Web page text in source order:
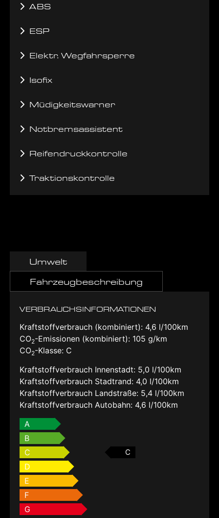
ABS
ESP
Elektr. Wegfahrsperre
Isofix
Müdigkeitswarner
Notbremsassistent
Reifendruckkontrolle
Traktionskontrolle
Umwelt
Fahrzeugbeschreibung
VERBRAUCHSINFORMATIONEN
Kraftstoffverbrauch (kombiniert): 4,6 l/100km
CO2-Emissionen (kombiniert): 105 g/km
CO2-Klasse: C
Kraftstoffverbrauch Innenstadt: 5,0 l/100km
Kraftstoffverbrauch Stadtrand: 4,0 l/100km
Kraftstoffverbrauch Landstraße: 5,4 l/100km
Kraftstoffverbrauch Autobahn: 4,6 l/100km
A
B
C
C
D
E
F
G